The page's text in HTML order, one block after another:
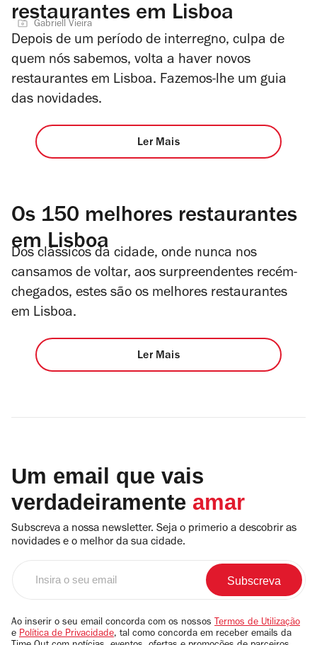
restaurantes em Lisboa
Gabriell Vieira
Depois de um período de interregno, culpa de
quem nós sabemos, volta a haver novos
restaurantes em Lisboa. Fazemos-lhe um guia
das novidades.
Ler Mais
Os 150 melhores restaurantes
em Lisboa
Dos clássicos da cidade, onde nunca nos
cansamos de voltar, aos surpreendentes recém-
chegados, estes são os melhores restaurantes
em Lisboa.
Ler Mais
Um email que vais
verdadeiramente amar
Subscreva a nossa newsletter. Seja o primerio a descobrir as
novidades e o melhor da sua cidade.
email
Ao inserir o seu email concorda com os nossos Termos de Utilização
e Política de Privacidade, tal como concorda em receber emails da